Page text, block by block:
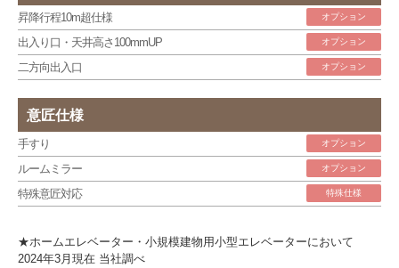
昇降行程10m超仕様 オプション
出入り口・天井高さ100mmUP オプション
二方向出入口 オプション
意匠仕様
手すり オプション
ルームミラー オプション
特殊意匠対応 特殊仕様
★ホームエレベーター・小規模建物用小型エレベーターにおいて
2024年3月現在 当社調べ